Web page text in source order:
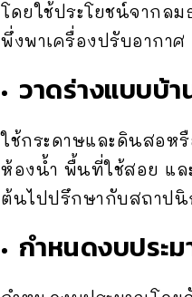
โดยใช้ประโยชน์จากล
พึ่งพาเครื่องปรับอากาศ
วาดร่างแบบบ้
ใช้กระดาษและดินสอห
ห้องน้ำ พื้นที่ใช้สอย แ
ต้นไปปรึกษากับสถาป
กำหนดงบประ